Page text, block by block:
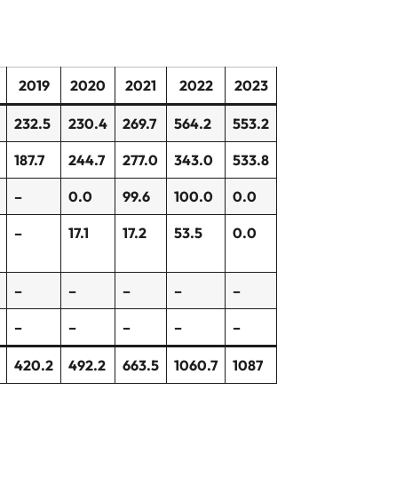
2019 2020 2021 2022 2023
232.5 230.4 269.7 564.2 553.2
187.7 244.7 277.0 343.0 533.8
– 0.0 99.6 100.0 0.0
– 17.1 17.2 53.5 0.0
– – – – –
– – – – –
420.2 492.2 663.5 1060.7 1087